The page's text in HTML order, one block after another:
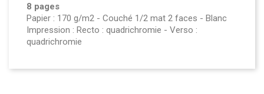
8 pages
Papier : 170 g/m2 - Couché 1/2 mat 2 faces - Blanc
Impression : Recto : quadrichromie - Verso :
quadrichromie